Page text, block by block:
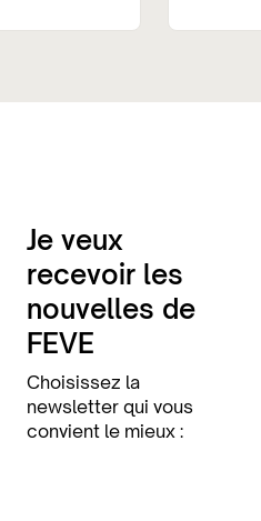
Je veux
recevoir les
nouvelles de
FEVE
Choisissez la
newsletter qui vous
convient le mieux :